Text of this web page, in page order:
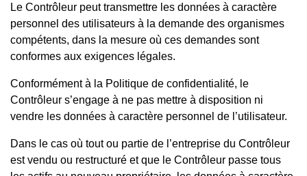
Le Contrôleur peut transmettre les données à caractère
personnel des utilisateurs à la demande des organismes
compétents, dans la mesure où ces demandes sont
conformes aux exigences légales.
Conformément à la Politique de confidentialité, le
Contrôleur s’engage à ne pas mettre à disposition ni
vendre les données à caractère personnel de l’utilisateur.
Dans le cas où tout ou partie de l’entreprise du Contrôleur
est vendu ou restructuré et que le Contrôleur passe tous